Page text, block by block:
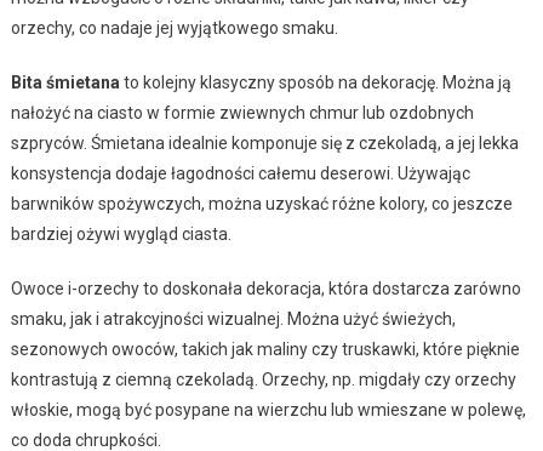
orzechy, co nadaje jej wyjątkowego smaku.
Bita śmietana to kolejny klasyczny sposób na dekorację. Można ją
nałożyć na ciasto w formie zwiewnych chmur lub ozdobnych
szpryców. Śmietana idealnie komponuje się z czekoladą, a jej lekka
konsystencja dodaje łagodności całemu deserowi. Używając
barwników spożywczych, można uzyskać różne kolory, co jeszcze
bardziej ożywi wygląd ciasta.
Owoce i-orzechy to doskonała dekoracja, która dostarcza zarówno
smaku, jak i atrakcyjności wizualnej. Można użyć świeżych,
sezonowych owoców, takich jak maliny czy truskawki, które pięknie
kontrastują z ciemną czekoladą. Orzechy, np. migdały czy orzechy
włoskie, mogą być posypane na wierzchu lub wmieszane w polewę,
co doda chrupkości.